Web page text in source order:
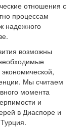
отношения с
процессам
надежного
возможны
Мы считаем
момента
и
в Диаспоре и